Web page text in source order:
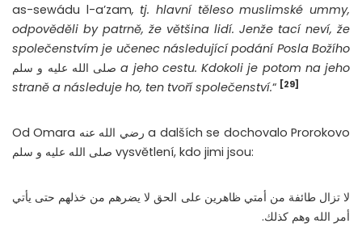
as-sewádu l-a’zam, tj. hlavní těleso muslimské ummy,
odpověděli by patrně, že většina lidí. Jenže tací neví, že
společenstvím je učenec následující podání Posla Božího
صلى الله عليه و سلم a jeho cestu. Kdokoli je potom na jeho
straně a následuje ho, ten tvoří společenství.“ [29]
Od Omara رضي الله عنه a dalších se dochovalo Prorokovo
صلى الله عليه و سلم vysvětlení, kdo jimi jsou:
لا تزال طائفة من أمتي ظاهرين على الحق لا يضرهم من خذلهم حتى يأتي
أمر الله وهم كذلك.